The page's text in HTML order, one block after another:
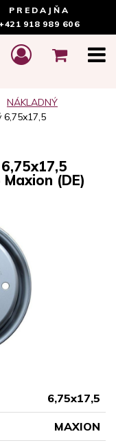
PREDAJŇA
918 989 606
NÁKLADNÝ
6,75x17,5
(DE)
6,75x17,5
MAXION